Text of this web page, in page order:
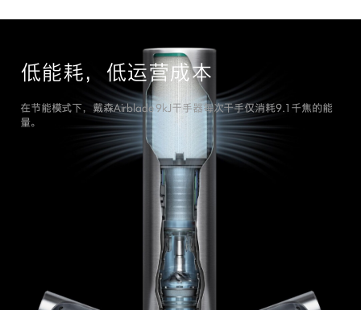
低能耗，低运营成本
在节能模式下，戴森Airblade 9kJ干手器每次干手仅消耗9.1千焦的能
量。